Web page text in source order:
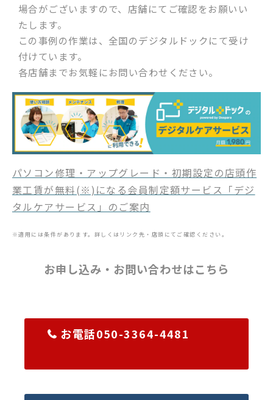
場合がございますので、店舗にてご確認をお願いい
たします。
この事例の作業は、全国のデジタルドックにて受け
付けています。
各店舗までお気軽にお問い合わせください。
パソコン修理・アップグレード・初期設定の店頭作
業工賃が無料(※)になる会員制定額サービス「デジ
タルケアサービス」のご案内
※適用には条件があります。詳しくはリンク先・店頭にてご確認ください。
お申し込み・お問い合わせはこちら
お電話050-3364-4481